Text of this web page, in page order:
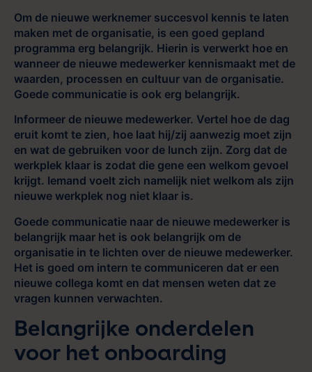
Om de nieuwe werknemer succesvol kennis te laten
maken met de organisatie, is een goed gepland
programma erg belangrijk. Hierin is verwerkt hoe en
wanneer de nieuwe medewerker kennismaakt met de
waarden, processen en cultuur van de organisatie.
Goede communicatie is ook erg belangrijk.
Informeer de nieuwe medewerker. Vertel hoe de dag
eruit komt te zien, hoe laat hij/zij aanwezig moet zijn
en wat de gebruiken voor de lunch zijn. Zorg dat de
werkplek klaar is zodat die gene een welkom gevoel
krijgt. Iemand voelt zich namelijk niet welkom als zijn
nieuwe werkplek nog niet klaar is.
Goede communicatie naar de nieuwe medewerker is
belangrijk maar het is ook belangrijk om de
organisatie in te lichten over de nieuwe medewerker.
Het is goed om intern te communiceren dat er een
nieuwe collega komt en dat mensen weten dat ze
vragen kunnen verwachten.
Belangrijke onderdelen
voor het onboarding